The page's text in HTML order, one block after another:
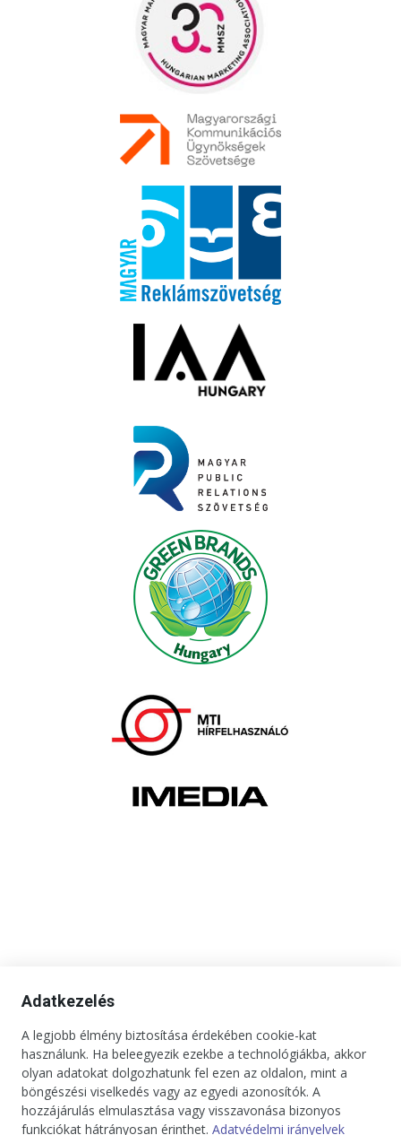
Adatkezelés
A legjobb élmény biztosítása érdekében cookie-kat
használunk. Ha beleegyezik ezekbe a technológiákba, akkor
olyan adatokat dolgozhatunk fel ezen az oldalon, mint a
böngészési viselkedés vagy az egyedi azonosítók. A
hozzájárulás elmulasztása vagy visszavonása bizonyos
funkciókat hátrányosan érinthet. Adatvédelmi irányelvek